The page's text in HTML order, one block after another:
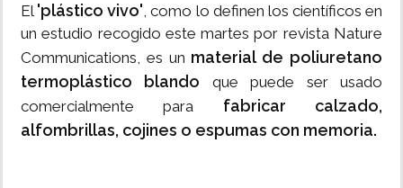
El 'plástico vivo', como lo definen los científicos en
un estudio recogido este martes por revista Nature
Communications, es un material de poliuretano
termoplástico blando que puede ser usado
comercialmente para fabricar calzado,
alfombrillas, cojines o espumas con memoria.